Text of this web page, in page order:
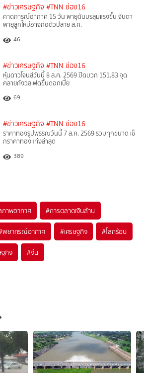
#ข่าวเศรษฐกิจ #TNN ช่อง16
คาดการณ์อากาศ 15 วัน พายุดันมรสุมแรงขึ้น จับตา
พายุลูกใหม่อาจก่อตัวปลาย ส.ค.
46
#ข่าวเศรษฐกิจ #TNN ช่อง16
หุ้นดาวโจนส์วันนี้ 8 ส.ค. 2569 ปิดบวก 151.83 จุด
คลายกังวลเฟดขึ้นดอกเบี้ย
69
#ข่าวเศรษฐกิจ #TNN ช่อง16
ราคาทองรูปพรรณวันนี้ 7 ส.ค. 2569 รวมทุกขนาด เช็
กราคาทองแท่งล่าสุด
389
ภาพอากาศ #การตลาดเงินล้าน
พยากรณ์อากาศ #เศรษฐกิจ #โลกร้อน
ฐกิจ #จีน